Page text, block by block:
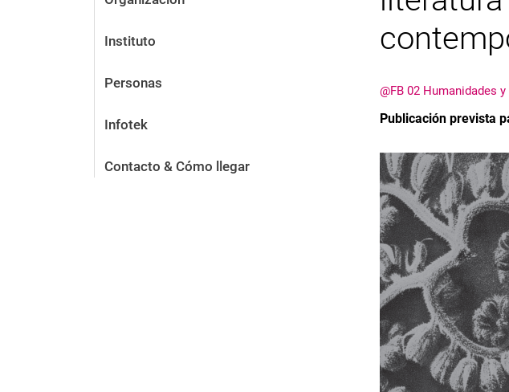
Instituto
Personas
Infotek
Contacto & Cómo llegar
@FB 02 Humanidades
Publicación prevista